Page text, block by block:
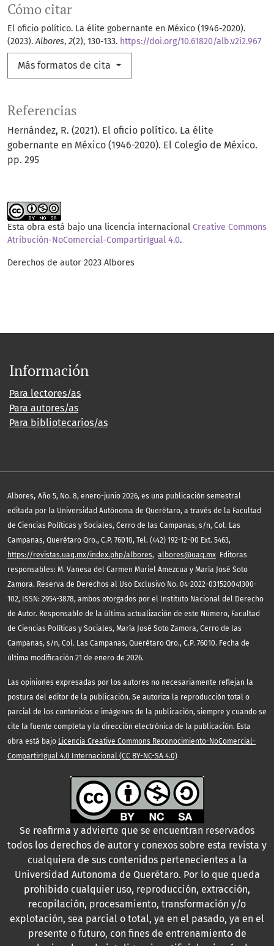
Cómo citar
El oficio político. La élite gobernante en México (1946-2020).
(2023).Albores, 2(2), 130-133. https://doi.org/10.61820/alb.v2i2.967
Más formatos de cita
Referencias
Hernández, R. (2021). El oficio político. La élite
gobernante en México (1946-2020). El Colegio de México.
pp. 295
Esta obra está bajo una licencia internacional Creative Commons
Atribución-NoComercial-CompartirIgual 4.0.
Derechos de autor 2023 Albores
Información
Para lectores/as
Para autores/as
Para bibliotecarios/as
Albores, Año 5, No. 8, enero-junio 2026, es una publicación semestral
editada por la Universidad Autónoma de Querétaro, a través de la Facultad
de Ciencias Políticas y Sociales, Cerro de las Campanas, s/n, Col. Las
Campanas, Querétaro Qro., C.P. 76010, Tel. (442) 192-12-00 Ext. 5463,
https://revistas.uaq.mx/index.php/albores, albores@uaq.mx Editoras
responsables: M. Vanesa del Carmen Muriel Amezcua y María José Soto
Zamora. Reserva de Derechos al Uso Exclusivo No. 04-2022-031520041300-
102, ISSN: 2954-3878, ambos otorgados por el Instituto Nacional del Derecho
de Autor. Responsable de la última actualización de este Número, Facultad
de Ciencias Políticas y Sociales, María José Soto Zamora, Cerro de las
Campanas, s/n, Col. Las Campanas, Querétaro Qro., C.P. 76010. Fecha de
última modificación 21 de enero de 2026.
Las opiniones expresadas por los autores no necesariamente reflejan la
postura del editor de la publicación. Se autoriza la reproducción total o
parcial de los contenidos e imágenes de la publicación, siempre y cuando se
cite la fuente completa y la dirección electrónica de la publicación. Esta
obra está bajo Licencia Creative Commons Reconocimiento-NoComercial-
CompartirIgual 4.0 Internacional (CC BY-NC-SA 4.0)
Se reafirma y advierte que se encuentran reservados
todos los derechos de autor y conexos sobre esta revista y
cualquiera de sus contenidos pertenecientes a la
Universidad Autonoma de Querétaro. Por lo que queda
prohibido cualquier uso, reproducción, extracción,
recopilación, procesamiento, transformación y/o
explotación, sea parcial o total, ya en el pasado, ya en el
presente o futuro, con fines de entrenamiento de